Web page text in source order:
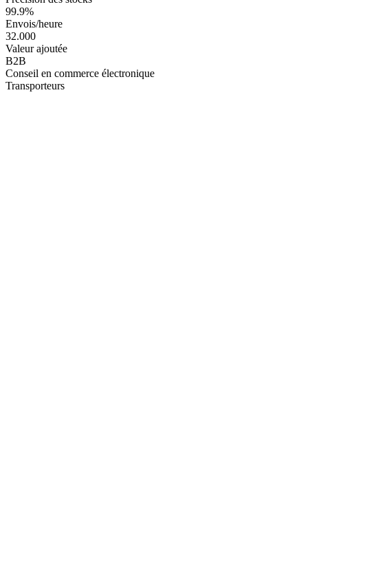
99.9%
Envois/heure
32.000
Valeur ajoutée
B2B
Conseil en commerce électronique
Transporteurs